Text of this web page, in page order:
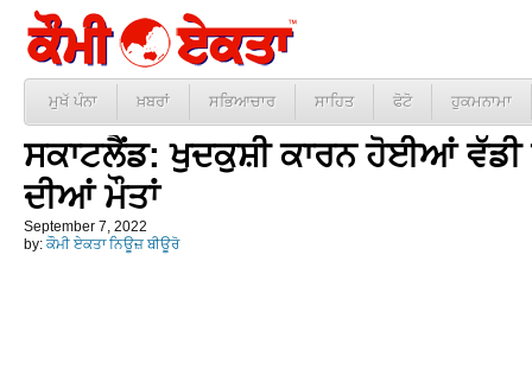
ਮੁਖੱ ਪੰਨਾ ਖ਼ਬਰਾਂ ਸਭਿਆਚਾਰ ਸਾਹਿਤ ਫੋਟੋ ਹੁਕਮਨਾਮਾ
ਸਕਾਟਲੈਂਡ: ਖੁਦਕੁਸ਼ੀ ਕਾਰਨ ਹੋਈਆਂ ਵੱਡੀ
ਦੀਆਂ ਮੌਤਾਂ
September 7, 2022
by: ਕੌਮੀ ਏਕਤਾ ਨਿਊਜ਼ ਬੀਊਰੋ